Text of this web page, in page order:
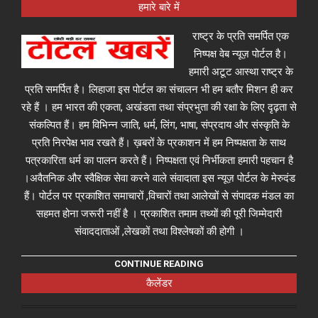
हमारे बारे में
राष्ट्र के प्रति समर्पित एक
निष्पक्ष वेब न्यूज़ पोर्टल है।
हमारी अटूट आस्था राष्ट्र के
प्रति समर्पित है। लिहाजा इस पोर्टल का संचालन भी हम बतौर मिशन ही कर
रहे हैं । हम भारत की एकता, अखंडता तथा संप्रभुता की रक्षा के लिए दृढ़ता से
संकल्पित हैं। हम विभिन्न जाति, धर्म, लिंग, भाषा, संप्रदाय और संस्कृति के
प्रति निरपेक्ष भाव रखते हैं। ख़बरों के प्रकाशन में हम निष्पक्षता के साथ
पत्रकारिता धर्म का पालन करते हैं। निष्पक्षता एवं निर्भीकता हमारी पहचान है
।अवैतनिक और स्वैक्षिक सेवा करने वाले संवादाता इस न्यूज़ पोर्टल के मेरुदंड
हैं। पोर्टल पर प्रकाशित समाचारों ,विचारों तथा आलेखों से संपादक मंडल का
सहमत होना जरूरी नहीं है । प्रकाशित तमाम तथ्यों की पूरी जिम्मेदारी
संवाददाताओं ,लेखकों तथा विश्लेषकों की होगी ।
CONTINUE READING
कैलेंडर